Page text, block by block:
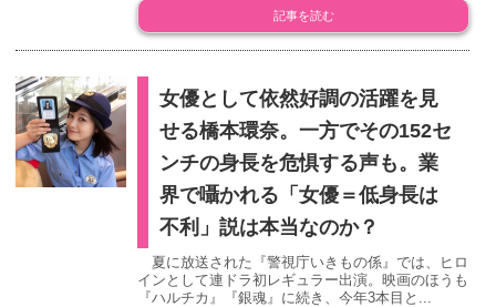
記事を読む
女優として依然好調の活躍を見
せる橋本環奈。一方でその152セ
ンチの身長を危惧する声も。業
界で囁かれる「女優＝低身長は
不利」説は本当なのか？
夏に放送された『警視庁いきもの係』では、ヒロ
インとして連ドラ初レギュラー出演。映画のほうも
『ハルチカ』『銀魂』に続き、今年3本目と...